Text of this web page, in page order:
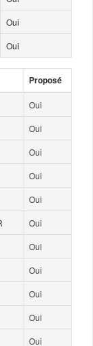
Oui
Oui
Proposé
Oui
Oui
Oui
Oui
Oui
Oui
Oui
Oui
Oui
Oui
Oui